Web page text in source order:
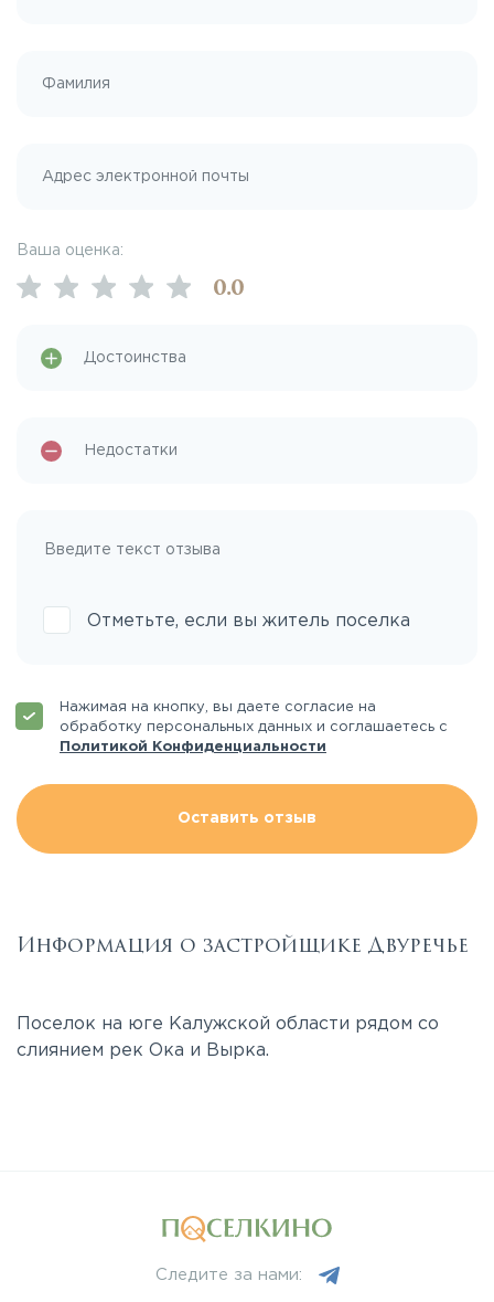
Ваша оценка:
0.0
Отметьте, если вы житель поселка
Нажимая на кнопку, вы даете согласие на
обработку персональных данных и соглашаетесь с
Политикой Конфиденциальности
Оставить отзыв
Информация о застройщике Двуречье
Поселок на юге Калужской области рядом со
слиянием рек Ока и Вырка.
Следите за нами: